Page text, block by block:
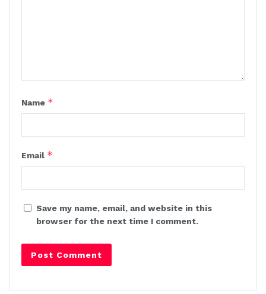
Name *
Email *
Save my name, email, and website in this
browser for the next time I comment.